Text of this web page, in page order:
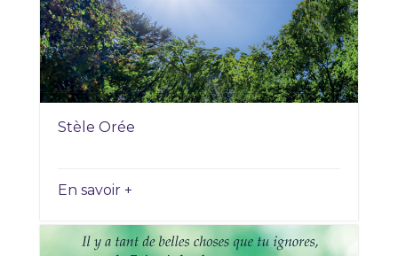
Stèle Orée
En savoir +